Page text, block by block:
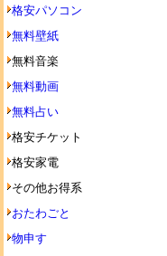
格安パソコン
無料壁紙
無料音楽
無料動画
無料占い
格安チケット
格安家電
その他お得系
おたわごと
物申す